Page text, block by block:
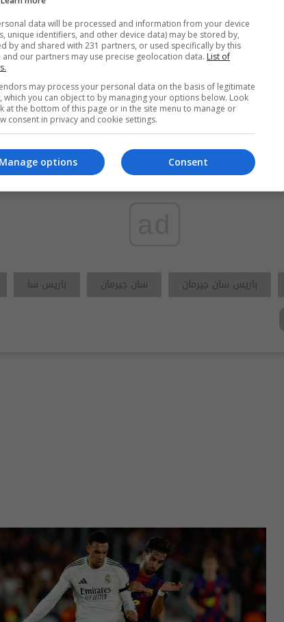
سكالوني يكشف موقف ميسي من
المشاركة في مباراة الأردن
أنشيلوتي يحدد موقف نيمار من
المشاركة امام اليابان
09:35 | 2026-06-29
باريس سان جيرمان سان جيرمان باريس سا
data will be processed and information from your device
unique identifiers, and other device data) may be stored by,
by and shared with 231 partners, or used specifically by this
and our partners may use precise geolocation data. List of
may process your personal data on the basis of legitimate
which you can object to by managing your options below. Look
at the bottom of this page or in the site menu to manage or
consent in privacy and cookie settings.
Consent
Manage options